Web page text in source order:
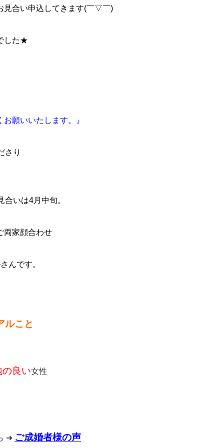
見合い申込してきます(￣▽￣)
でした★
お願いいたします。』
さり
合いは4月中旬。
両家顔合わせ
さんです。
ルこと
良い女性
➜ ご成婚者様の声